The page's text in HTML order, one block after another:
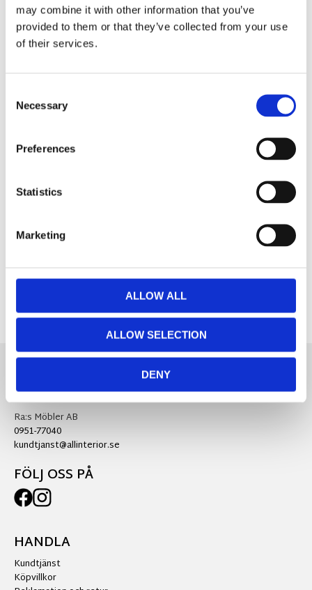
may combine it with other information that you’ve
provided to them or that they’ve collected from your use
of their services.
Selection
Necessary
Preferences
Statistics
Marketing
ALLOW ALL
ALLOW SELECTION
DENY
Fri frakt över 995kr
Snabba leveranser
Enkel betalning med Klarna
BESKRIVNING
Otroligt snygg metervara i vitt med stora ljuvliga
KONTAKTA OSS
Ra:s Möbler AB
0951-77040
kundtjanst@allinterior.se
FÖLJ OSS PÅ
HANDLA
Kundtjänst
Köpvillkor